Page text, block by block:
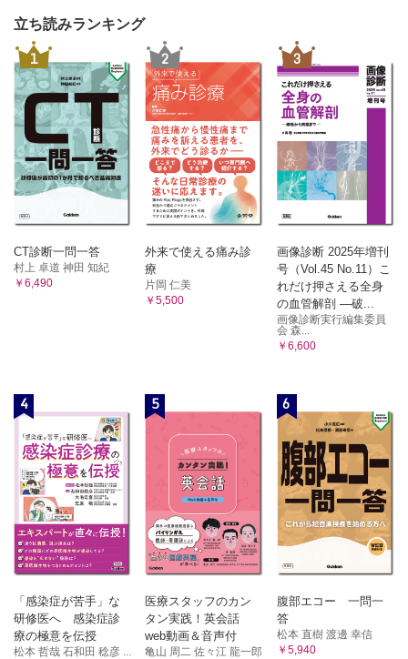
立ち読みランキング
1
CT診断一問一答
村上 卓道 神田 知紀
￥6,490
2
外来で使える痛み診
療
片岡 仁美
￥5,500
3
画像診断 2025年増刊
号（Vol.45 No.11）こ
れだけ押さえる全身
の血管解剖 ―破...
画像診断実行編集委員
会 森...
￥6,600
4
「感染症が苦手」な
研修医へ 感染症診
療の極意を伝授
松本 哲哉 石和田 稔彦 ...
5
医療スタッフのカン
タン実践！英会話
web動画＆音声付
亀山 周二 佐々江 龍一郎
6
腹部エコー 一問一
答
松本 直樹 渡邊 幸信
￥5,940